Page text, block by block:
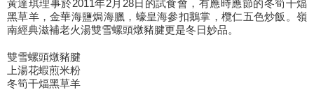
黃達琪理事於2011年2月28日的試食會，有應時應節的冬筍干煏
黑草羊，金華海鹽焗海臘，蠔皇海參扣鵝掌，欖仁五色炒飯。嶺
南經典滋補老火湯雙雪螺頭燉豬腱更是冬日妙品。
雙雪螺頭燉豬腱
上湯花蝦煎米粉
冬筍干煏黑草羊